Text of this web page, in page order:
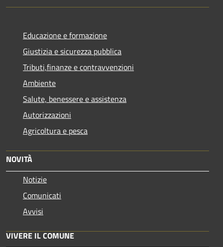
Educazione e formazione
Giustizia e sicurezza pubblica
Tributi,finanze e contravvenzioni
Ambiente
Salute, benessere e assistenza
Autorizzazioni
Agricoltura e pesca
NOVITÀ
Notizie
Comunicati
Avvisi
VIVERE IL COMUNE